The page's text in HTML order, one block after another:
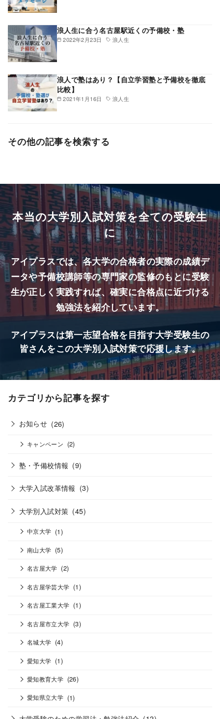
2022年2月23日 浪人生
浪人生に合う名古屋駅近くの予備校・塾
2021年1月16日 浪人生
浪人で塾はあり？【自立学習塾と予備校を徹底
比較】
その他の記事を検索する
本当の大学別入試対策を全ての受験生
に
アイプラスでは、各大学の合格者の実際の成績デ
ータや予備校講師等の専門家の監修のもとに受験
生が正しく実践すれば、確実に合格点に近づける
勉強法を紹介しています。
アイプラスは第一志望合格を目指す大学受験生の
皆さんをこの大学別入試対策で応援します。
カテゴリから記事を探す
お知らせ (26)
キャンペーン (2)
塾・予備校情報 (9)
大学入試改革情報 (3)
大学別入試対策 (45)
中京大学 (1)
南山大学 (5)
名古屋大学 (2)
名古屋学芸大学 (1)
名古屋工業大学 (1)
名古屋市立大学 (3)
名城大学 (4)
愛知大学 (1)
愛知教育大学 (26)
愛知県立大学 (1)